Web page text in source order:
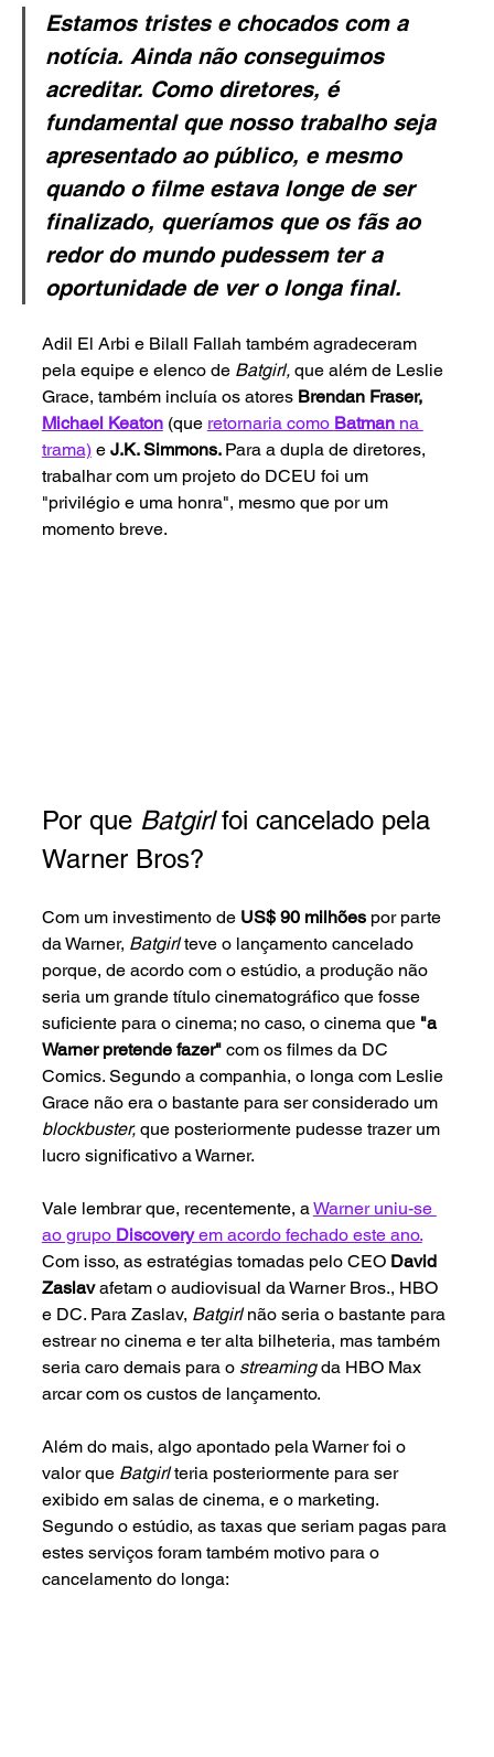
Estamos tristes e chocados com a
notícia. Ainda não conseguimos
acreditar. Como diretores, é
fundamental que nosso trabalho seja
apresentado ao público, e mesmo
quando o filme estava longe de ser
finalizado, queríamos que os fãs ao
redor do mundo pudessem ter a
oportunidade de ver o longa final.
Adil El Arbi e Bilall Fallah também agradeceram
pela equipe e elenco de Batgirl, que além de Leslie
Grace, também incluía os atores Brendan Fraser,
Michael Keaton (que retornaria como Batman na
trama) e J.K. Simmons. Para a dupla de diretores,
trabalhar com um projeto do DCEU foi um
"privilégio e uma honra", mesmo que por um
momento breve.
Por que Batgirl foi cancelado pela
Warner Bros?
Com um investimento de US$ 90 milhões por parte
da Warner, Batgirl teve o lançamento cancelado
porque, de acordo com o estúdio, a produção não
seria um grande título cinematográfico que fosse
suficiente para o cinema; no caso, o cinema que "a
Warner pretende fazer" com os filmes da DC
Comics. Segundo a companhia, o longa com Leslie
Grace não era o bastante para ser considerado um
blockbuster, que posteriormente pudesse trazer um
lucro significativo a Warner.
Vale lembrar que, recentemente, a Warner uniu-se
ao grupo Discovery em acordo fechado este ano.
Com isso, as estratégias tomadas pelo CEO David
Zaslav afetam o audiovisual da Warner Bros., HBO
e DC. Para Zaslav, Batgirl não seria o bastante para
estrear no cinema e ter alta bilheteria, mas também
seria caro demais para o streaming da HBO Max
arcar com os custos de lançamento.
Além do mais, algo apontado pela Warner foi o
valor que Batgirl teria posteriormente para ser
exibido em salas de cinema, e o marketing.
Segundo o estúdio, as taxas que seriam pagas para
estes serviços foram também motivo para o
cancelamento do longa: